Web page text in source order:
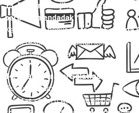
13. Bagaimana jika jadwal travel
berubah mendadak?
Kebanyakan penyediatravel Salatiga
untuk reschedule, asalkan konfirmasi
24 jam sebelumnya.
14. Apakah travel Salatiga Cikarang
Ya, dengan armada terawat, sopir
fasilitas seperti AC, kursi empuk,